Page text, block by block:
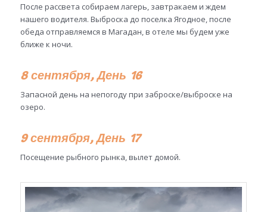
После рассвета собираем лагерь, завтракаем и ждем
нашего водителя. Выброска до поселка Ягодное, после
обеда отправляемся в Магадан, в отеле мы будем уже
ближе к ночи.
8 сентября, День 16
Запасной день на непогоду при заброске/выброске на
озеро.
9 сентября, День 17
Посещение рыбного рынка, вылет домой.